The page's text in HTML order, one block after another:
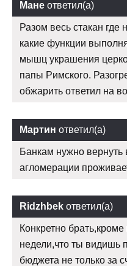
Мане ответил(а)
Разом весь стакан
какие функции
мышц украшения
папы Римского.
обжарить ответил на
Мартин ответил(а)
Банкам нужно вернуть
агломерации
Ridzhbek ответил(а)
Конкретно
недели,что ты видишь
бюджета не только за